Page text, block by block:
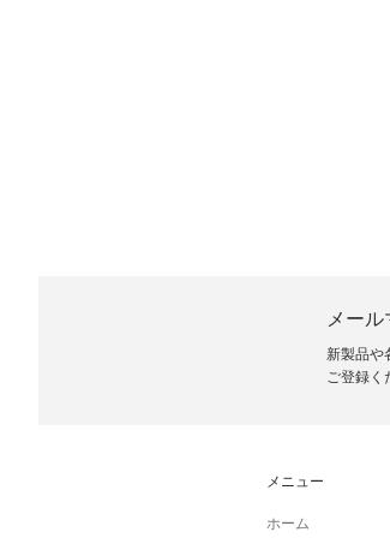
メー
新製品や
ご登録く
メニュー
ホーム